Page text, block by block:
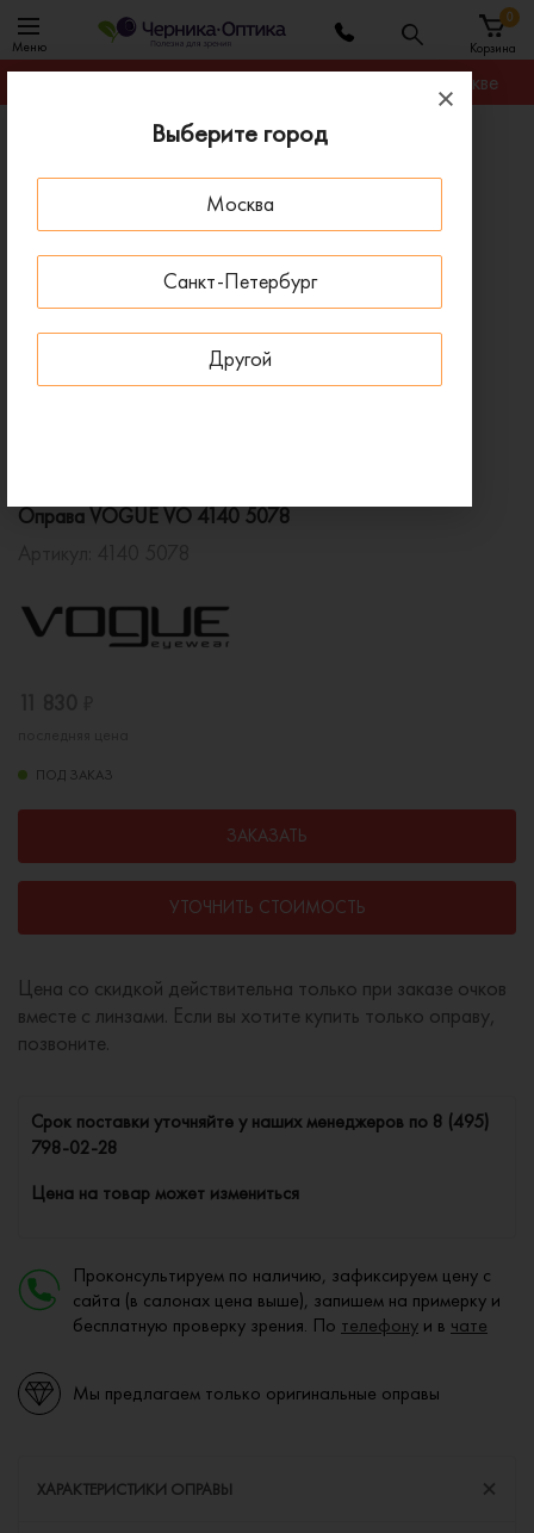
Выберите город
Москва
Санкт-Петербург
Другой
Меню Корзина
0
Гарантируем лучшую цену на любую оправу в Москве
Оправы для очков
Оправа VOGUE VO 4140 5078
Оправа VOGUE VO 4140 5078
ПОД ЗАКАЗ
ЗАКАЗАТЬ
УТОЧНИТЬ СТОИМОСТЬ
Цена со скидкой действительна только при заказе очков
вместе с линзами. Если вы хотите купить только оправу,
позвоните.
Cрок поставки уточняйте у наших менеджеров по 8 (495)
798-02-28
Цена на товар может измениться
Проконсультируем по наличию, зафиксируем цену с
сайта (в салонах цена выше), запишем на примерку и
бесплатную проверку зрения. По телефону и в чате
Мы предлагаем только оригинальные оправы
ХАРАКТЕРИСТИКИ ОПРАВЫ
ПОД ЗАКАЗ